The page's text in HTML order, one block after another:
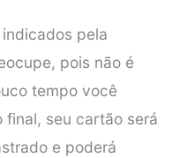
pela
pois não é
tempo você
final, seu cartão será
e poderá